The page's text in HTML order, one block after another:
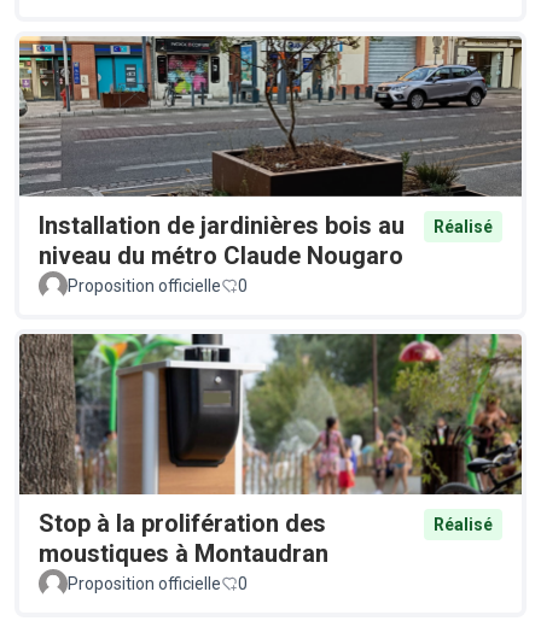
Installation de jardinières bois au
niveau du métro Claude Nougaro
Réalisé
Proposition officielle 0
Stop à la prolifération des
moustiques à Montaudran
Réalisé
Proposition officielle 0